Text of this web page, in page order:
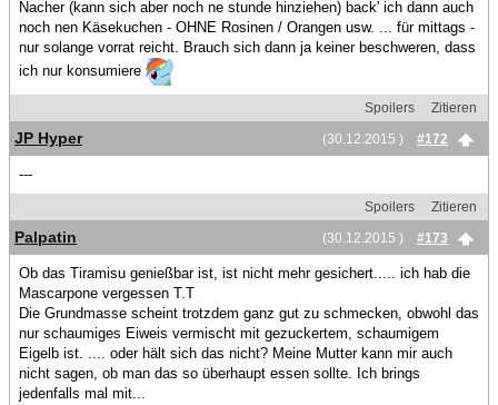
Nacher (kann sich aber noch ne stunde hinziehen) back' ich dann auch
noch nen Käsekuchen - OHNE Rosinen / Orangen usw. ... für mittags -
nur solange vorrat reicht. Brauch sich dann ja keiner beschweren, dass
ich nur konsumiere
Spoilers
Zitieren
(30.12.2015 )
#172
JP Hyper
---
Spoilers
Zitieren
(30.12.2015 )
#173
Palpatin
Ob das Tiramisu genießbar ist, ist nicht mehr gesichert..... ich hab die
Mascarpone vergessen T.T
Die Grundmasse scheint trotzdem ganz gut zu schmecken, obwohl das
nur schaumiges Eiweis vermischt mit gezuckertem, schaumigem
Eigelb ist. .... oder hält sich das nicht? Meine Mutter kann mir auch
nicht sagen, ob man das so überhaupt essen sollte. Ich brings
jedenfalls mal mit...